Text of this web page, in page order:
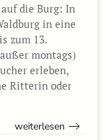
die Burg: In
in eine
zum 13.
montags)
erleben,
Ritterin oder
weiterlesen